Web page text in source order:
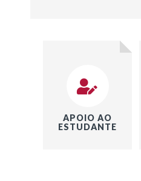
APOIO AO
ESTUDANTE